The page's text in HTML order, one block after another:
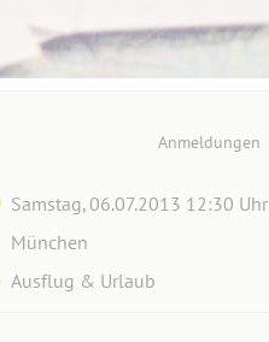
Anmeldungen
Samstag, 06.07.2013 12:30 Uhr
München
Ausflug & Urlaub